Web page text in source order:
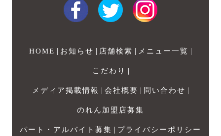
HOME | お知らせ | 店舗検索 | メニュー一覧 |
こだわり |
メディア掲載情報 | 会社概要 | 問い合わせ |
のれん加盟店募集
パート・アルバイト募集 | プライバシーポリシー